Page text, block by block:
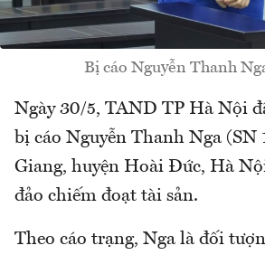
Bị cáo Nguyễn Thanh
Ngày 30/5, TAND TP Hà Nội
bị cáo Nguyễn Thanh Nga (SN
Giang, huyện Hoài Đức, Hà
đảo chiếm đoạt tài sản.
Theo cáo trạng, Nga là đối